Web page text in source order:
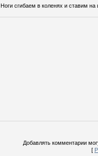
сгибаем в коленях и ставим
Добавлять комментарии
[